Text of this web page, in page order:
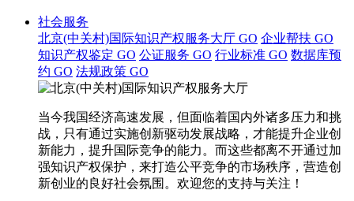
社会服务
北京(中关村)国际知识产权服务大厅 GO 企业帮扶 GO
知识产权鉴定 GO 公证服务 GO 行业标准 GO 数据库预
约 GO 法规政策 GO
当今我国经济高速发展，但面临着国内外诸多压力和挑
战，只有通过实施创新驱动发展战略，才能提升企业创
新能力，提升国际竞争的能力。而这些都离不开通过加
强知识产权保护，来打造公平竞争的市场秩序，营造创
新创业的良好社会氛围。欢迎您的支持与关注！